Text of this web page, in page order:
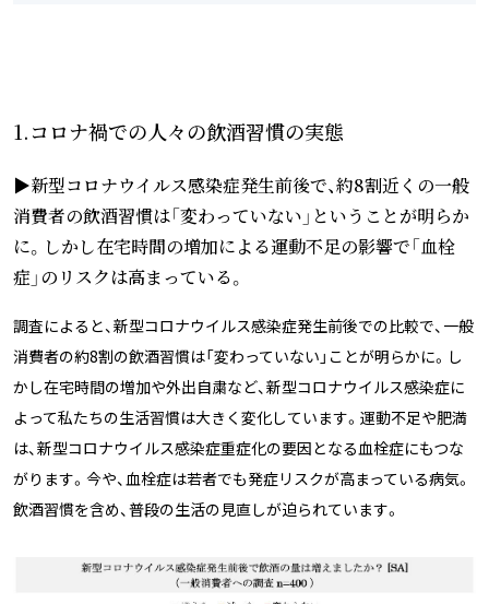
1.コロナ禍での人々の飲酒習慣の実態
▶新型コロナウイルス感染症発生前後で、約8割近くの一般
消費者の飲酒習慣は「変わっていない」ということが明らか
に。しかし在宅時間の増加による運動不足の影響で「血栓
症」のリスクは高まっている。
調査によると、新型コロナウイルス感染症発生前後での比較で、一般
消費者の約8割の飲酒習慣は「変わっていない」ことが明らかに。し
かし在宅時間の増加や外出自粛など、新型コロナウイルス感染症に
よって私たちの生活習慣は大きく変化しています。運動不足や肥満
は、新型コロナウイルス感染症重症化の要因となる血栓症にもつな
がります。今や、血栓症は若者でも発症リスクが高まっている病気。
飲酒習慣を含め、普段の生活の見直しが迫られています。